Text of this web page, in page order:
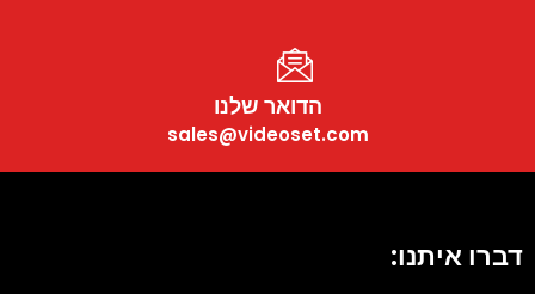
הדואר שלנו
sales@videoset.com
דברו איתנו: